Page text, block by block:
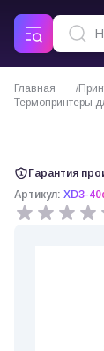
Главная
Термопринтеры
Гарантия
Артикул: XD3-